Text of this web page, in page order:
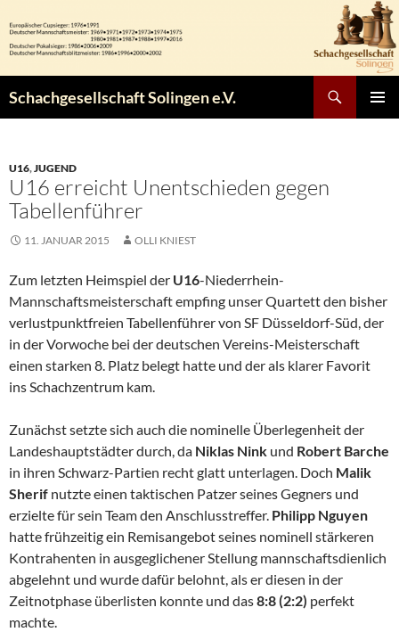
Inhalt
springen
Schachgesellschaft Solingen e.V.
U16,JUGEND
U16 erreicht Unentschieden gegen
Tabellenführer
11. JANUAR 2015 OLLI KNIEST
Zum letzten Heimspiel der U16-Niederrhein-
Mannschaftsmeisterschaft empfing unser Quartett den bisher
verlustpunktfreien Tabellenführer von SF Düsseldorf-Süd, der
in der Vorwoche bei der deutschen Vereins-Meisterschaft
einen starken 8. Platz belegt hatte und der als klarer Favorit
ins Schachzentrum kam.
Zunächst setzte sich auch die nominelle Überlegenheit der
Landeshauptstädter durch, da Niklas Nink und Robert Barche
in ihren Schwarz-Partien recht glatt unterlagen. Doch Malik
Sherif nutzte einen taktischen Patzer seines Gegners und
erzielte für sein Team den Anschlusstreffer. Philipp Nguyen
hatte frühzeitig ein Remisangebot seines nominell stärkeren
Kontrahenten in ausgeglichener Stellung mannschaftsdienlich
abgelehnt und wurde dafür belohnt, als er diesen in der
Zeitnotphase überlisten konnte und das8:8 (2:2) perfekt
machte.